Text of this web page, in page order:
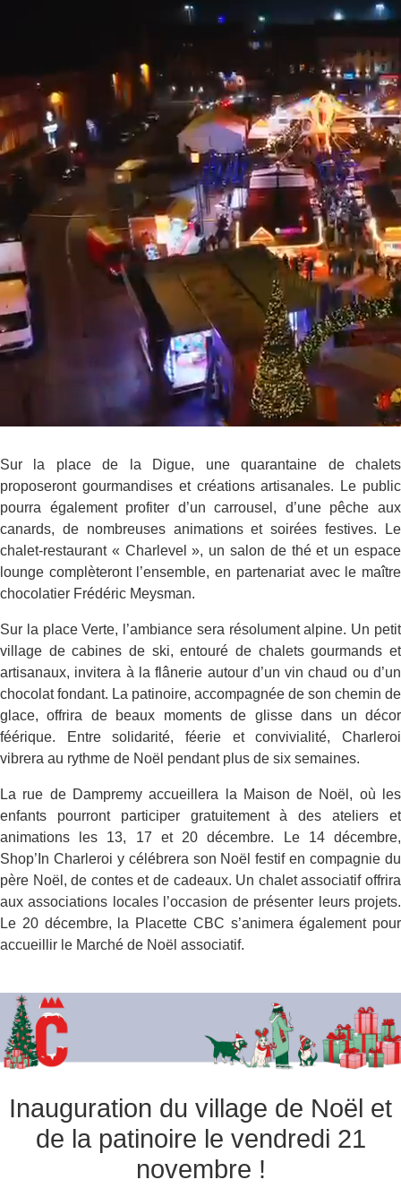
Sur la place de la Digue, une quarantaine de chalets
proposeront gourmandises et créations artisanales. Le public
pourra également profiter d’un carrousel, d’une pêche aux
canards, de nombreuses animations et soirées festives. Le
chalet-restaurant « Charlevel », un salon de thé et un espace
lounge complèteront l’ensemble, en partenariat avec le maître
chocolatier Frédéric Meysman.
Sur la place Verte, l’ambiance sera résolument alpine. Un petit
village de cabines de ski, entouré de chalets gourmands et
artisanaux, invitera à la flânerie autour d’un vin chaud ou d’un
chocolat fondant. La patinoire, accompagnée de son chemin de
glace, offrira de beaux moments de glisse dans un décor
féérique. Entre solidarité, féerie et convivialité, Charleroi
vibrera au rythme de Noël pendant plus de six semaines.
La rue de Dampremy accueillera la Maison de Noël, où les
enfants pourront participer gratuitement à des ateliers et
animations les 13, 17 et 20 décembre. Le 14 décembre,
Shop’In Charleroi y célébrera son Noël festif en compagnie du
père Noël, de contes et de cadeaux. Un chalet associatif offrira
aux associations locales l’occasion de présenter leurs projets.
Le 20 décembre, la Placette CBC s’animera également pour
accueillir le Marché de Noël associatif.
Inauguration du village de Noël et
de la patinoire le vendredi 21
novembre !